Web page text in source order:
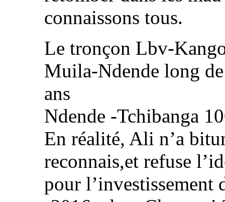
connaissons tous.
Le tronçon Lbv-
Muila-Ndende long
ans
Ndende -Tchibanga
En réalité, Ali n’a
reconnais,et refuse
pour l’investissement